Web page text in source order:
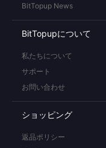
BitTopup News
BitTopupについて
私たちについて
サポート
お問い合わせ
ショッピング
返品ポリシー